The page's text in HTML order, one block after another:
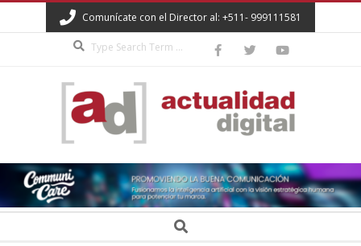
to
Comunícate con el Director al: +511- 999111581
ACTUALIDAD
DIGITAL Search